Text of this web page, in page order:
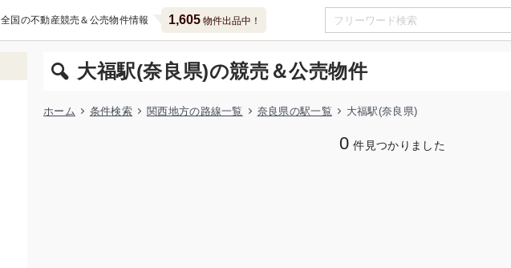
全国の不動産競売＆公売物件情報 1,605物件出品中！
大福駅(奈良県)の競売＆公売物件
ホーム 条件検索 関西地方の路線一覧 奈良県の駅一覧 大福駅(奈良県)
0 件見つかりました